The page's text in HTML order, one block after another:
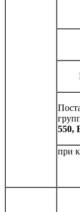
550,
при